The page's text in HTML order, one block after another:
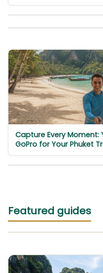
Capture Every
GoPro for Your Phuket
Featured guides